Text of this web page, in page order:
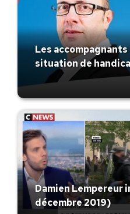
Les accompagnants
situation de
Damien Lempereur
décembre 2019)